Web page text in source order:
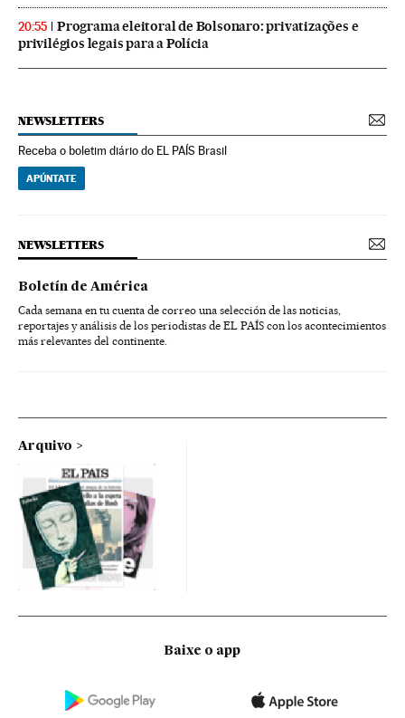
20:55
Programa eleitoral de Bolsonaro: privatizações e
privilégios legais para a Polícia
NEWSLETTERS
Receba o boletim diário do EL PAÍS Brasil
APÚNTATE
NEWSLETTERS
Boletín de América
Cada semana en tu cuenta de correo una selección de las noticias,
reportajes y análisis de los periodistas de EL PAÍS con los acontecimientos
más relevantes del continente.
Arquivo
Baixe o app